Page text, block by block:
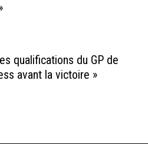
qualifications du GP de
avant la victoire »